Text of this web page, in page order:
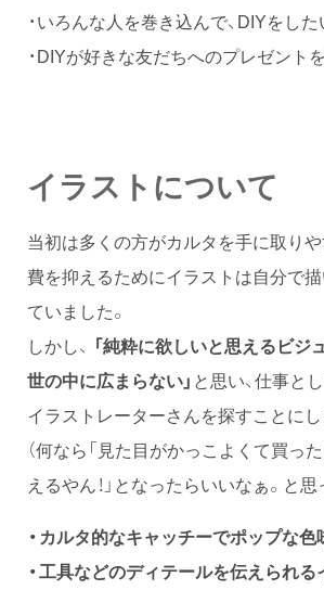
・いろんな人を巻き込んで、DIYをした
・DIYが好きな友だちへのプレゼント
イラストについて
当初は多くの方がカルタを手に取り
費を抑えるためにイラストは自分で
ていました。
しかし、 「純粋に欲しいと思えるビジ
世の中に広まらない」 と思い、仕事と
イラストレーターさんを探すことにし
（何なら「見た目がかっこよくて買っ
えるやん！」となったらいいなぁ。と思
・カルタ的なキャッチーでポップな色
・工具などのディテールを伝えられる